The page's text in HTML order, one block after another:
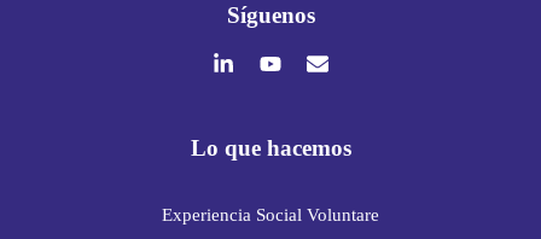
Síguenos
Lo que hacemos
Experiencia Social Voluntare